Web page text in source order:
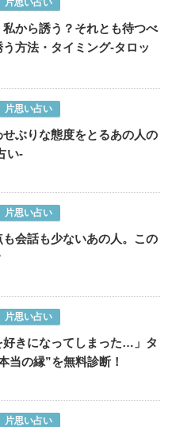
片思い占い
私から誘う？それとも待つべ
方法・タイミング-タロッ
片思い占い
せぶりな態度をとるあの人の
い-
片思い占い
も会話も少ないあの人。この
片思い占い
好きになってしまった…」タ
当の縁”を無料診断！
片思い占い